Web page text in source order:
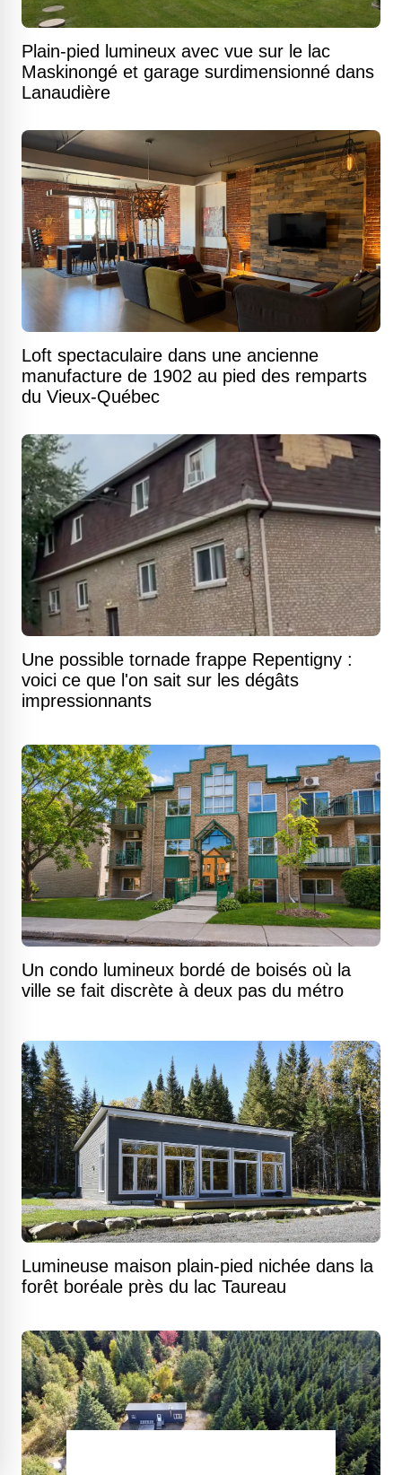
Plain-pied lumineux avec vue sur le lac
Maskinongé et garage surdimensionné dans
Lanaudière
Loft spectaculaire dans une ancienne
manufacture de 1902 au pied des remparts
du Vieux-Québec
Une possible tornade frappe Repentigny :
voici ce que l'on sait sur les dégâts
impressionnants
Un condo lumineux bordé de boisés où la
ville se fait discrète à deux pas du métro
Lumineuse maison plain-pied nichée dans la
forêt boréale près du lac Taureau